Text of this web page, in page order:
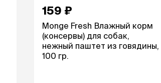
159 ₽
Monge Fresh Влажный корм
(консервы) для собак,
нежный паштет из говядины,
100 гр.